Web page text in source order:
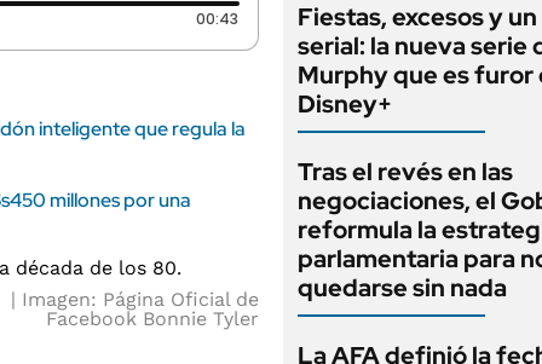
00:43 Duración: 43 segundos
inteligente que regula la
millones por una
Imagen: Página Oficial de
Facebook Bonnie Tyler
Fiestas, excesos y
serial: la nueva serie
Murphy que es furor
Disney+
Tras el revés en las
negociaciones, el
reformula la
parlamentaria para
quedarse sin nada
La AFA definió la